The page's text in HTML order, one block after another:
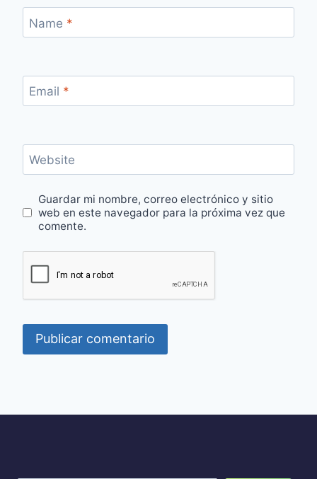
Name *
Email *
Website
Guardar mi nombre, correo electrónico y sitio
web en este navegador para la próxima vez que
comente.